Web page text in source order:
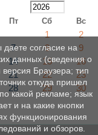
Пт Сб
Вс
1 2
7 8 9
14 15 16
21 22 23
28 29 30
согласие на
данных (сведения о
Браузера; тип
откуда пришел
какой рекламе; язык
и на какие кнопки
функционирования
и обзоров.